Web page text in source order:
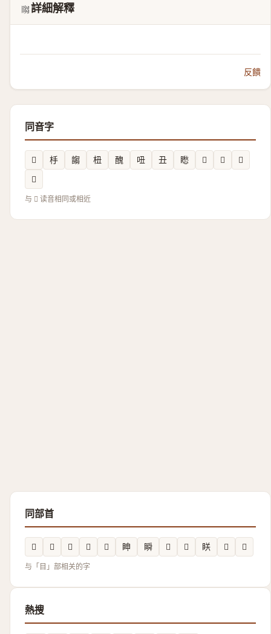
𬑡詳細解釋
反饋
同音字
𨡛 杽 䪮 杻 醜 吜 丑 矁 𡚽 𧷂
𩳄
𣀘
与 𬑡 读音相同或相近
同部首
𥌃 𥆓 𥄡 𲲛 𥅯 眒 瞬 𪾡 𲲟 眹 𥊓 𥅲
与「目」部相关的字
熱搜